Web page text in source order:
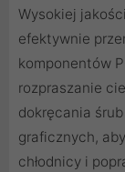
Wysokiej
efektywnie
komponentów
rozpraszanie
dokręcania
graficznych,
chłodnicy i